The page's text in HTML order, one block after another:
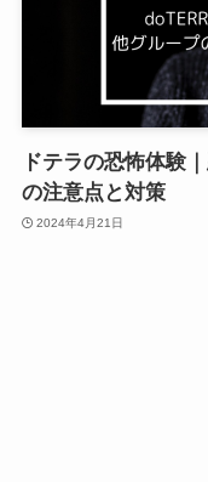
ドテラの恐怖体験
の注意点と対策
2024年4月21日